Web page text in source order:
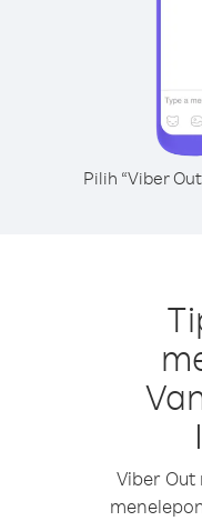
Pilih “Viber
Viber